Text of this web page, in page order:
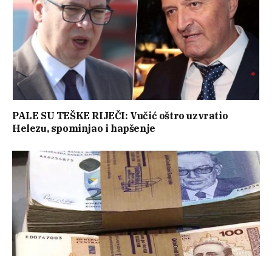
PALE SU TEŠKE RIJEČI: Vučić oštro uzvratio
Helezu, spominjao i hapšenje